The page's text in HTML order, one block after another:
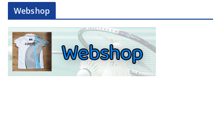
Webshop